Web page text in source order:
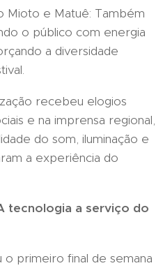
Mioto e Matuê: Também
o público com energia
a diversidade
recebeu elogios
e na imprensa regional,
do som, iluminação e
a experiência do
tecnologia a serviço do
primeiro final de semana